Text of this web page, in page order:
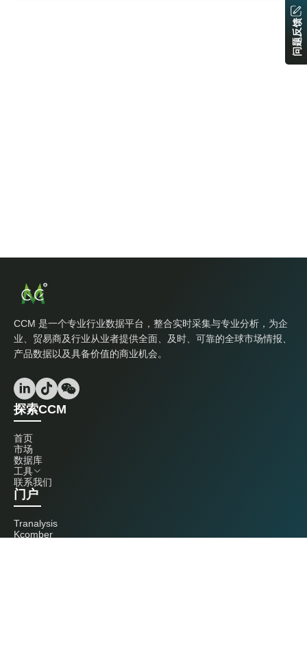
CCM 是一个专业行业数据平台，整合实时采集与专业分析，为企
业、贸易商及行业从业者提供全面、及时、可靠的全球市场情报、
产品数据以及具备价值的商业机会。
探索CCM
首页
市场
数据库
工具
联系我们
门户
Tranalysis
Kcomber
问题反馈